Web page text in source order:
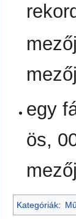
egy
ös,
Kategóriák: